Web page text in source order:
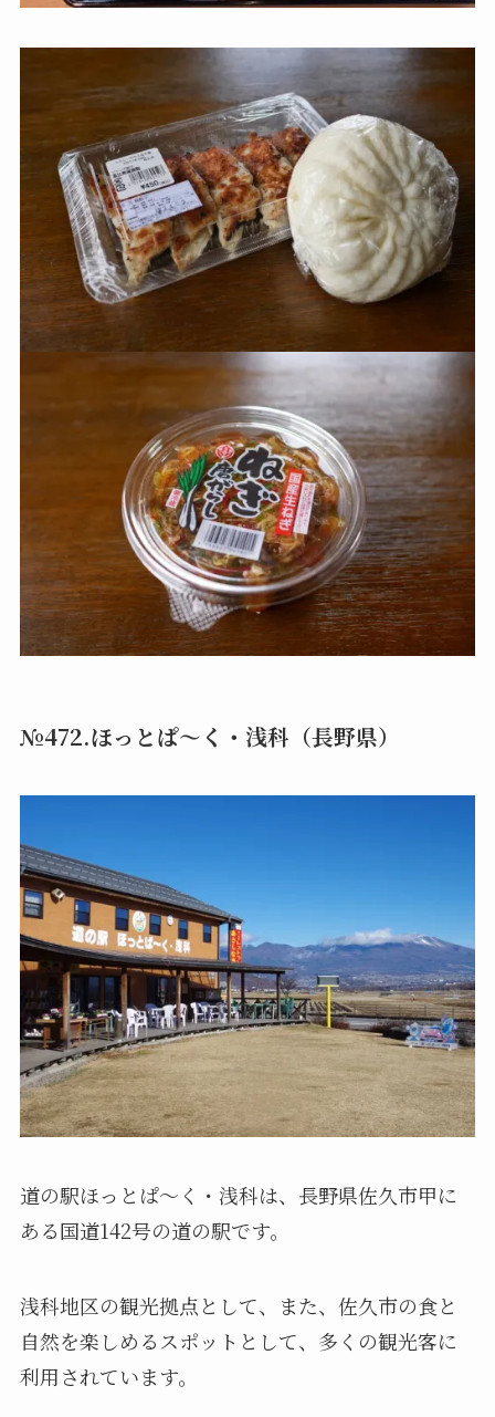
№472.ほっとぱ〜く・浅科（長野県）
道の駅ほっとぱ〜く・浅科は、長野県佐久市甲に
ある国道142号の道の駅です。
浅科地区の観光拠点として、また、佐久市の食と
自然を楽しめるスポットとして、多くの観光客に
利用されています。